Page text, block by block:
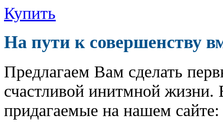
Купить
На пути к совершенству
Предлагаем Вам сделать
счастливой инитмной жизни.
придагаемые на нашем сайте: